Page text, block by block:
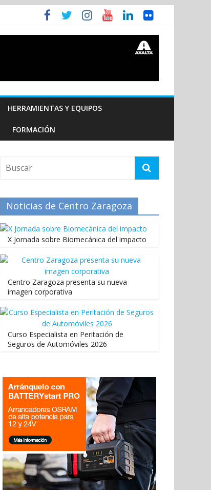
HERRAMIENTAS Y EQUIPOS
FORMACIÓN
Noticias de Centro Zaragoza
X Jornada sobre Biomecánica del impacto
Centro Zaragoza presenta su nueva
imagen corporativa
Curso Especialista en Peritación de
Seguros de Automóviles 2026